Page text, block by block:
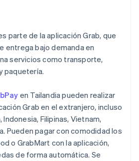
parte de la aplicación Grab, que
entrega bajo demanda en
servicios como transporte,
paquetería.
en Tailandia pueden realizar
Grab en el extranjero, incluso
Indonesia, Filipinas, Vietnam,
Pueden pagar con comodidad los
o GrabMart con la aplicación,
de forma automática. Se